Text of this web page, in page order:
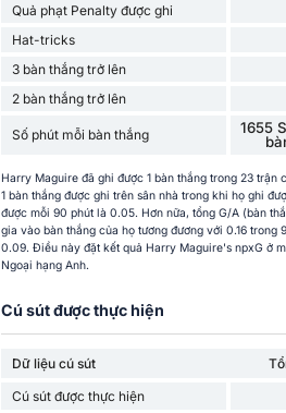
Quả phạt Penalty được ghi
Hat-tricks
3 bàn thắng trở lên
2 bàn thắng trở lên
Số phút mỗi bàn thắng
1655
Harry Maguire đã ghi được 1 bàn thắng trong 23
1 bàn thắng được ghi trên sân nhà trong khi họ ghi
được mỗi 90 phút là 0.05. Hơn nữa, tổng G/A (bàn
gia vào bàn thắng của họ tương đương với 0.16
0.09. Điều này đặt kết quả Harry Maguire's npxG ở
Ngoại hạng Anh.
Cú sút được thực hiện
Dữ liệu cú sút
Cú sút được thực hiện